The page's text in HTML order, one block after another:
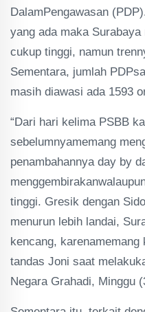
DalamPengawasan
yang ada maka
cukup tinggi, namun
Sementara, jumlah
masih diawasi ada 1593
“Dari hari kelima PSBB
sebelumnyamemang
penambahannya day by
tinggi. Gresik dengan
menurun lebih landai,
kencang,
tandas Joni saat
Negara Grahadi, Minggu